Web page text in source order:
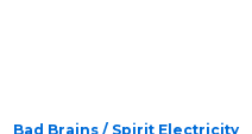
Bad Brains / Spirit Electricity